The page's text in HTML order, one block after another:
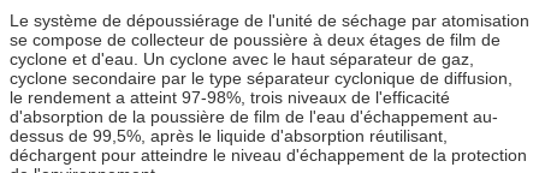
Le système de dépoussiérage de l'unité de séchage par atomisation
se compose de collecteur de poussière à deux étages de film de
cyclone et d'eau. Un cyclone avec le haut séparateur de gaz,
cyclone secondaire par le type séparateur cyclonique de diffusion,
le rendement a atteint 97-98%, trois niveaux de l'efficacité
d'absorption de la poussière de film de l'eau d'échappement au-
dessus de 99,5%, après le liquide d'absorption réutilisant,
déchargent pour atteindre le niveau d'échappement de la protection